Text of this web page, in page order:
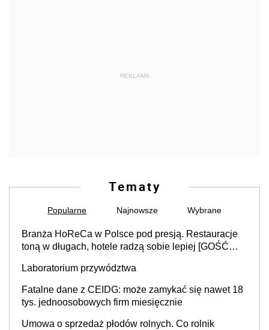
REKLAMA
Tematy
Popularne Najnowsze Wybrane
Branża HoReCa w Polsce pod presją. Restauracje
toną w długach, hotele radzą sobie lepiej [GOŚĆ
Laboratorium przywództwa
Fatalne dane z CEIDG: może zamykać się nawet 18
tys. jednoosobowych firm miesięcznie
Umowa o sprzedaż płodów rolnych. Co rolnik